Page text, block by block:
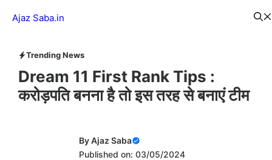
Ajaz Saba.in
Trending News
Dream 11 First Rank Tips :
करोड़पति बनना है तो इस तरह से बनाएं टीम
ByAjaz Saba
Published on: 03/05/2024